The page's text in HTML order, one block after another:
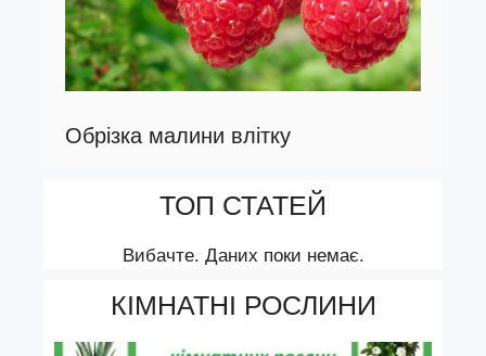
Обрізка малини влітку
ТОП СТАТЕЙ
Вибачте. Даних поки немає.
КІМНАТНІ РОСЛИНИ